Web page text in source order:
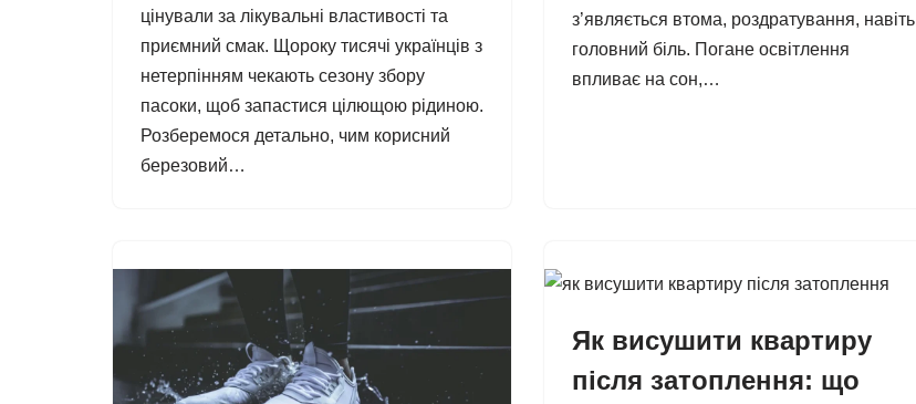
цінували за лікувальні властивості та
приємний смак. Щороку тисячі українців з
нетерпінням чекають сезону збору
пасоки, щоб запастися цілющою рідиною.
Розберемося детально, чим корисний
березовий…
з’являється втома, роздратування, навіть
головний біль. Погане освітлення
впливає на сон,…
Як висушити квартиру
після затоплення: що